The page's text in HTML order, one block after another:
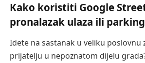
Kako koristiti Google
pronalazak ulaza ili
Idete na sastanak u veliku poslovnu
prijatelju u nepoznatom dijelu